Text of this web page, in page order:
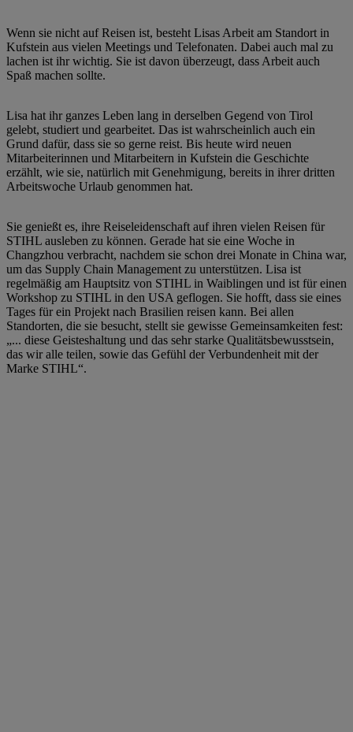
Wenn sie nicht auf Reisen ist, besteht Lisas Arbeit am Standort in
Kufstein aus vielen Meetings und Telefonaten. Dabei auch mal zu
lachen ist ihr wichtig. Sie ist davon überzeugt, dass Arbeit auch
Spaß machen sollte.
Lisa hat ihr ganzes Leben lang in derselben Gegend von Tirol
gelebt, studiert und gearbeitet. Das ist wahrscheinlich auch ein
Grund dafür, dass sie so gerne reist. Bis heute wird neuen
Mitarbeiterinnen und Mitarbeitern in Kufstein die Geschichte
erzählt, wie sie, natürlich mit Genehmigung, bereits in ihrer dritten
Arbeitswoche Urlaub genommen hat.
Sie genießt es, ihre Reiseleidenschaft auf ihren vielen Reisen für
STIHL ausleben zu können. Gerade hat sie eine Woche in
Changzhou verbracht, nachdem sie schon drei Monate in China war,
um das Supply Chain Management zu unterstützen. Lisa ist
regelmäßig am Hauptsitz von STIHL in Waiblingen und ist für einen
Workshop zu STIHL in den USA geflogen. Sie hofft, dass sie eines
Tages für ein Projekt nach Brasilien reisen kann. Bei allen
Standorten, die sie besucht, stellt sie gewisse Gemeinsamkeiten fest:
„... diese Geisteshaltung und das sehr starke Qualitätsbewusstsein,
das wir alle teilen, sowie das Gefühl der Verbundenheit mit der
Marke STIHL“.